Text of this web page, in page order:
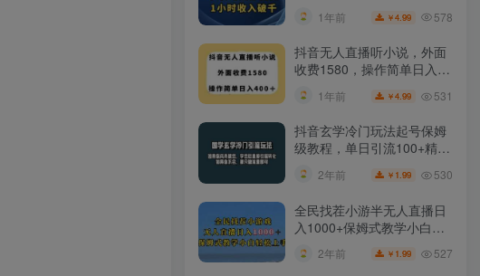
1年前 ￥4.99 578
抖音无人直播听小说，外面
收费1580，操作简单日入
400+【揭秘】
1年前 ￥4.99 531
抖音玄学冷门玩法起号保姆
级教程，单日引流100+精准
玄学粉
2年前 ￥ 1.99 530
全民找茬小游半无人直播日
入1000+保姆式教学小白轻
2年前 ￥ 1.99 527